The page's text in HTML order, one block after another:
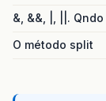
&, &&, |, ||.
O método split